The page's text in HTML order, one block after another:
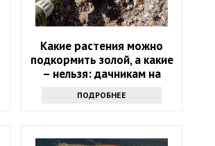
Какие растения можно
подкормить золой, а какие
– нельзя: дачникам на
ПОДРОБНЕЕ